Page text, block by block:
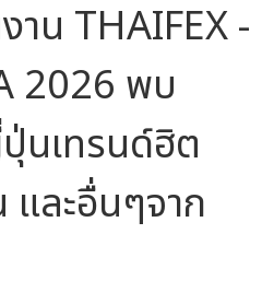
าน THAIFEX -
2026 พบ
นเทรนด์ฮิต
และอื่นๆจาก